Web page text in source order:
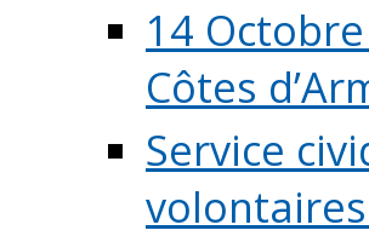
14
Côtes
Service